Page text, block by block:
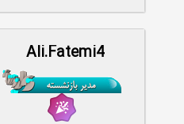
Ali.Fatemi4